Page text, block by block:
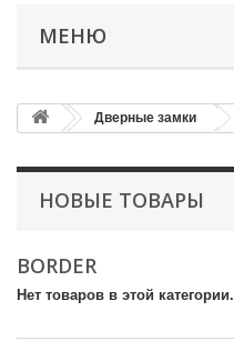
МЕНЮ
Дверные замки
НОВЫЕ ТОВАРЫ
BORDER
Нет товаров в этой категории.